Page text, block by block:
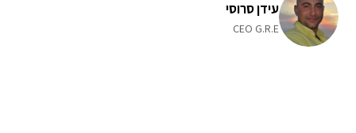
עידן סרוסי
CEO G.R.E